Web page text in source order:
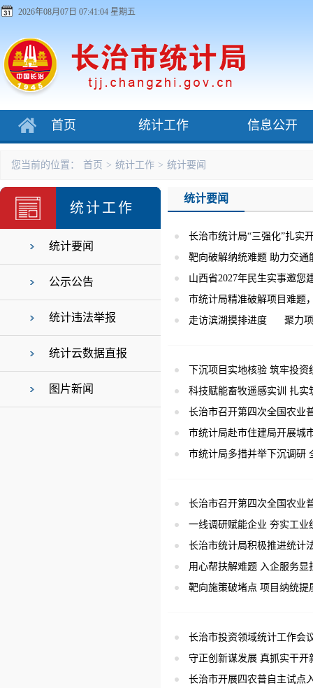
2026年08月07日 07:41:04 星期五
首页 统计工作 信息公开
您当前的位置： 首页 > 统计工作 > 统计要闻
统计工作
统计要闻
公示公告
统计违法举报
统计云数据直报
图片新闻
统计要闻
长治市统计局“三强化”扎实
靶向破解纳统难题 助力交通
山西省2027年民生实事邀您
市统计局精准破解项目难题
走访滨湖摸排进度 聚力项
下沉项目实地核验 筑牢投
科技赋能畜牧遥感实训 扎实
长治市召开第四次全国农业
市统计局赴市住建局开展城
市统计局多措并举下沉调研
长治市召开第四次全国农业
一线调研赋能企业 夯实工业
长治市统计局积极推进统计
用心帮扶解难题 入企服务显
靶向施策破堵点 项目纳统提
长治市投资领域统计工作会
守正创新谋发展 真抓实干
长治市开展四农普自主试点